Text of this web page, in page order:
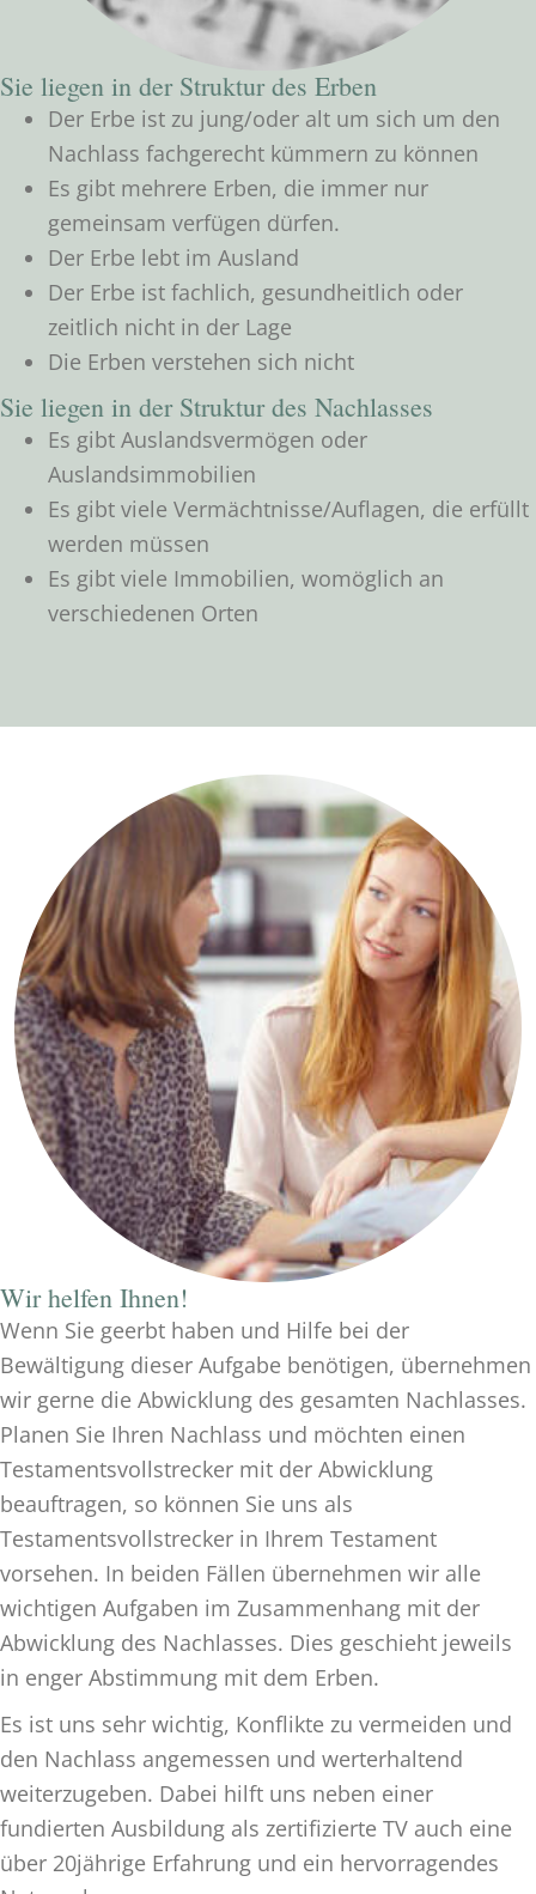
Sie liegen in der Struktur des Erben
Der Erbe ist zu jung/oder alt um sich um den
Nachlass fachgerecht kümmern zu können
Es gibt mehrere Erben, die immer nur
gemeinsam verfügen dürfen.
Der Erbe lebt im Ausland
Der Erbe ist fachlich, gesundheitlich oder
zeitlich nicht in der Lage
Die Erben verstehen sich nicht
Sie liegen in der Struktur des Nachlasses
Es gibt Auslandsvermögen oder
Auslandsimmobilien
Es gibt viele Vermächtnisse/Auflagen, die erfüllt
werden müssen
Es gibt viele Immobilien, womöglich an
verschiedenen Orten
Wir helfen Ihnen!
Wenn Sie geerbt haben und Hilfe bei der
Bewältigung dieser Aufgabe benötigen, übernehmen
wir gerne die Abwicklung des gesamten Nachlasses.
Planen Sie Ihren Nachlass und möchten einen
Testamentsvollstrecker mit der Abwicklung
beauftragen, so können Sie uns als
Testamentsvollstrecker in Ihrem Testament
vorsehen. In beiden Fällen übernehmen wir alle
wichtigen Aufgaben im Zusammenhang mit der
Abwicklung des Nachlasses. Dies geschieht jeweils
in enger Abstimmung mit dem Erben.
Es ist uns sehr wichtig, Konflikte zu vermeiden und
den Nachlass angemessen und werterhaltend
weiterzugeben. Dabei hilft uns neben einer
fundierten Ausbildung als zertifizierte TV auch eine
über 20jährige Erfahrung und ein hervorragendes